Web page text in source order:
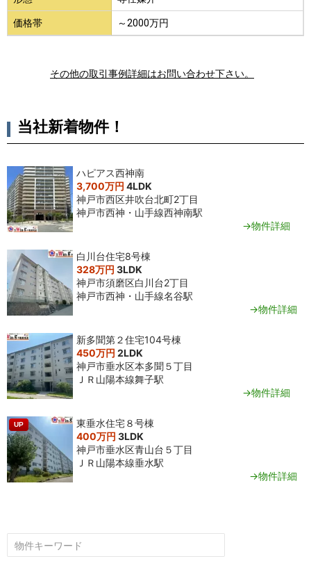
価格帯 ～2000万円
その他の取引事例詳細はお問い合わせ下さい。
当社新着物件！
ハピアス西神南
3,700万円 4LDK
神戸市西区井吹台北町2丁目
神戸市西神・山手線西神南駅
→物件詳細
白川台住宅8号棟
328万円 3LDK
神戸市須磨区白川台2丁目
神戸市西神・山手線名谷駅
→物件詳細
新多聞第２住宅104号棟
450万円 2LDK
神戸市垂水区本多聞５丁目
ＪＲ山陽本線舞子駅
→物件詳細
UP
東垂水住宅８号棟
400万円 3LDK
神戸市垂水区青山台５丁目
ＪＲ山陽本線垂水駅
→物件詳細